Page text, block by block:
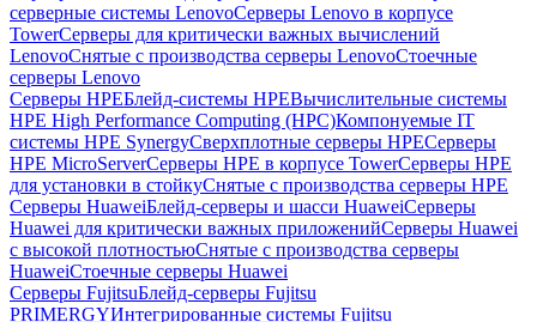
серверные системы LenovoСерверы Lenovo в корпусе
TowerСерверы для критически важных вычислений
LenovoСнятые с производства серверы LenovoСтоечные
серверы Lenovo
Серверы HPEБлейд-системы HPEВычислительные системы
HPE High Performance Computing (HPC)Компонуемые IT
системы HPE SynergyСверхплотные серверы HPEСерверы
HPE MicroServerСерверы HPE в корпусе TowerСерверы HPE
для установки в стойкуСнятые с производства серверы HPE
Серверы HuaweiБлейд-серверы и шасси HuaweiСерверы
Huawei для критически важных приложенийСерверы Huawei
с высокой плотностьюСнятые с производства серверы
HuaweiСтоечные серверы Huawei
Серверы FujitsuБлейд-серверы Fujitsu
PRIMERGYИнтегрированные системы Fujitsu